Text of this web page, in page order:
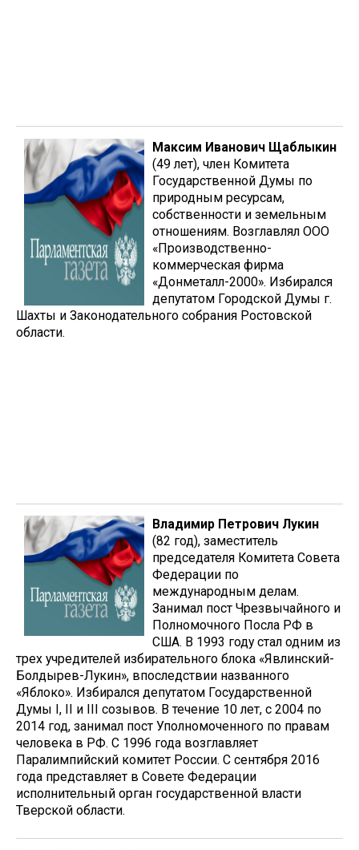
Максим Иванович Щаблыкин
(49 лет), член Комитета
Государственной Думы по
природным ресурсам,
собственности и земельным
отношениям. Возглавлял ООО
«Производственно-
коммерческая фирма
«Донметалл-2000». Избирался
депутатом Городской Думы г.
Шахты и Законодательного собрания Ростовской
области.
Владимир Петрович Лукин
(82 год), заместитель
председателя Комитета Совета
Федерации по
международным делам.
Занимал пост Чрезвычайного и
Полномочного Посла РФ в
США. В 1993 году стал одним из
трех учредителей избирательного блока «Явлинский-
Болдырев-Лукин», впоследствии названного
«Яблоко». Избирался депутатом Государственной
Думы I, II и III созывов. В течение 10 лет, с 2004 по
2014 год, занимал пост Уполномоченного по правам
человека в РФ. С 1996 года возглавляет
Паралимпийский комитет России. С сентября 2016
года представляет в Совете Федерации
исполнительный орган государственной власти
Тверской области.